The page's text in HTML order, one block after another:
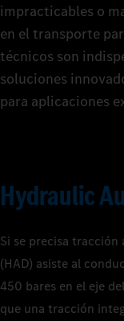
impracticables o
en el transporte
técnicos son
soluciones
para aplicaciones
Hydraulic
Si se precisa
(HAD) asiste al
450 bares en el eje
que una tracción